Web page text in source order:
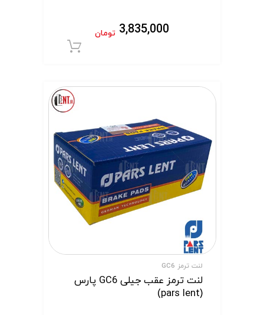
3,835,000 تومان
لنت ترمز GC6
لنت ترمز عقب جیلی GC6 پارس
(pars lent)